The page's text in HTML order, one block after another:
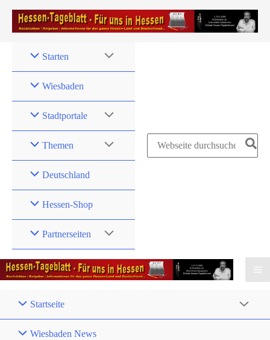
Zum
Inhalt
Starten
Wiesbaden
Stadtportale
Themen
Deutschland
Hessen-Shop
Partnerseiten
Search
Startseite
Wiesbaden News